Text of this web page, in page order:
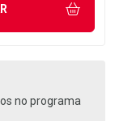
no programa